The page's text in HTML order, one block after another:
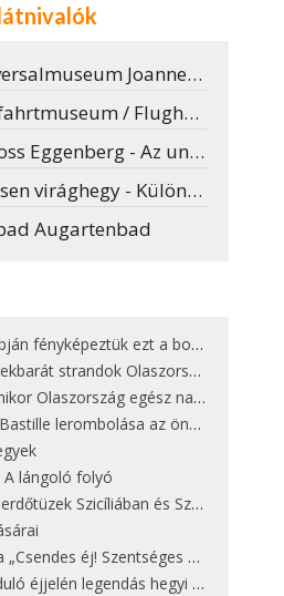
Joanneum
/ Flughafen Graz-Thalerhof
- Az univerzum tükörképe
- Különleges pontja a világnak
Augartenbad
ezt a bokor alatt hűsölő cicát Kisorosziban
Olaszországban - megmutatjuk a 15 legjobbat
Olaszország egész nap nyaral
az önkényuralom végét jelentette
A lángoló folyó
Szicíliában és Szardínián
éj! Szentséges éj!”
hegyi tüzek világítják meg Zugspitzét